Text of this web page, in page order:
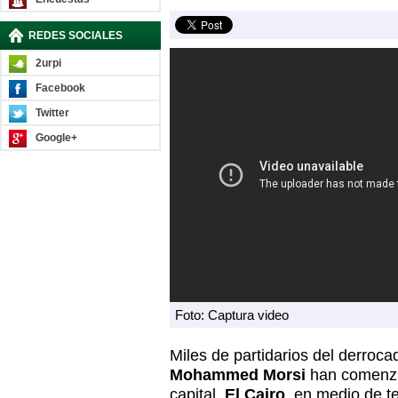
REDES SOCIALES
2urpi
Facebook
Twitter
Google+
Foto: Captura video
Miles de partidarios del
Mohammed Morsi han
capital, El Cairo , en medio de